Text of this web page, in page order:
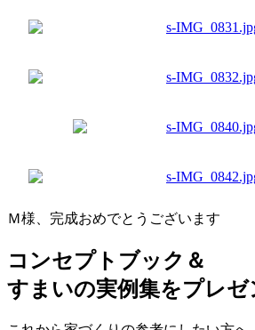
Ｍ様、完成おめでとうございます
コンセプトブック＆
すまいの実例集をプレゼ